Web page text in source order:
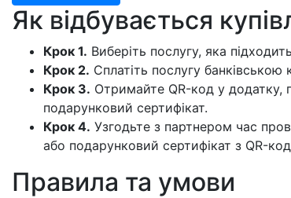
Як відбувається
Крок 1. Виберіть послугу, яка
Крок 2. Сплатіть послугу
Крок 3. Отримайте QR-код у додатку,
подарунковий сертифікат.
Крок 4. Узгодьте з партнером час
або подарунковий сертифікат з QR-
Правила та умови